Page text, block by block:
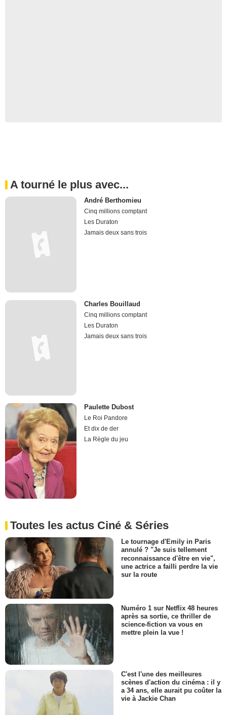
A tourné le plus avec...
André Berthomieu
Cinq millions comptant
Les Duraton
Jamais deux sans trois
Charles Bouillaud
Cinq millions comptant
Les Duraton
Jamais deux sans trois
Paulette Dubost
Le Roi Pandore
Et dix de der
La Règle du jeu
Toutes les actus Ciné & Séries
Le tournage d'Emily in Paris
annulé ? "Je suis tellement
reconnaissance d'être en vie",
une actrice a failli perdre la vie
sur la route
Numéro 1 sur Netflix 48 heures
après sa sortie, ce thriller de
science-fiction va vous en
mettre plein la vue !
C'est l'une des meilleures
scènes d'action du cinéma : il y
a 34 ans, elle aurait pu coûter la
vie à Jackie Chan